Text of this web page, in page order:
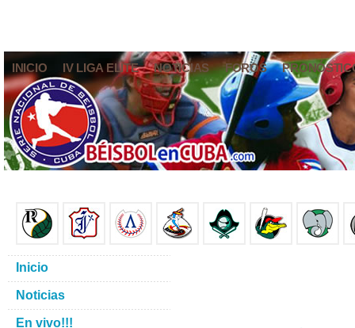
INICIO IV LIGA ELITE NOTICIAS FOROS
Inicio
Noticias
En vivo!!!